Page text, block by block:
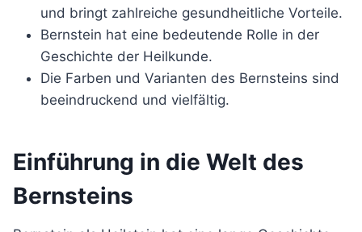
und bringt zahlreiche gesundheitliche Vorteile.
Bernstein hat eine bedeutende Rolle in der
Geschichte der Heilkunde.
Die Farben und Varianten des Bernsteins sind
beeindruckend und vielfältig.
Einführung in die Welt des
Bernsteins